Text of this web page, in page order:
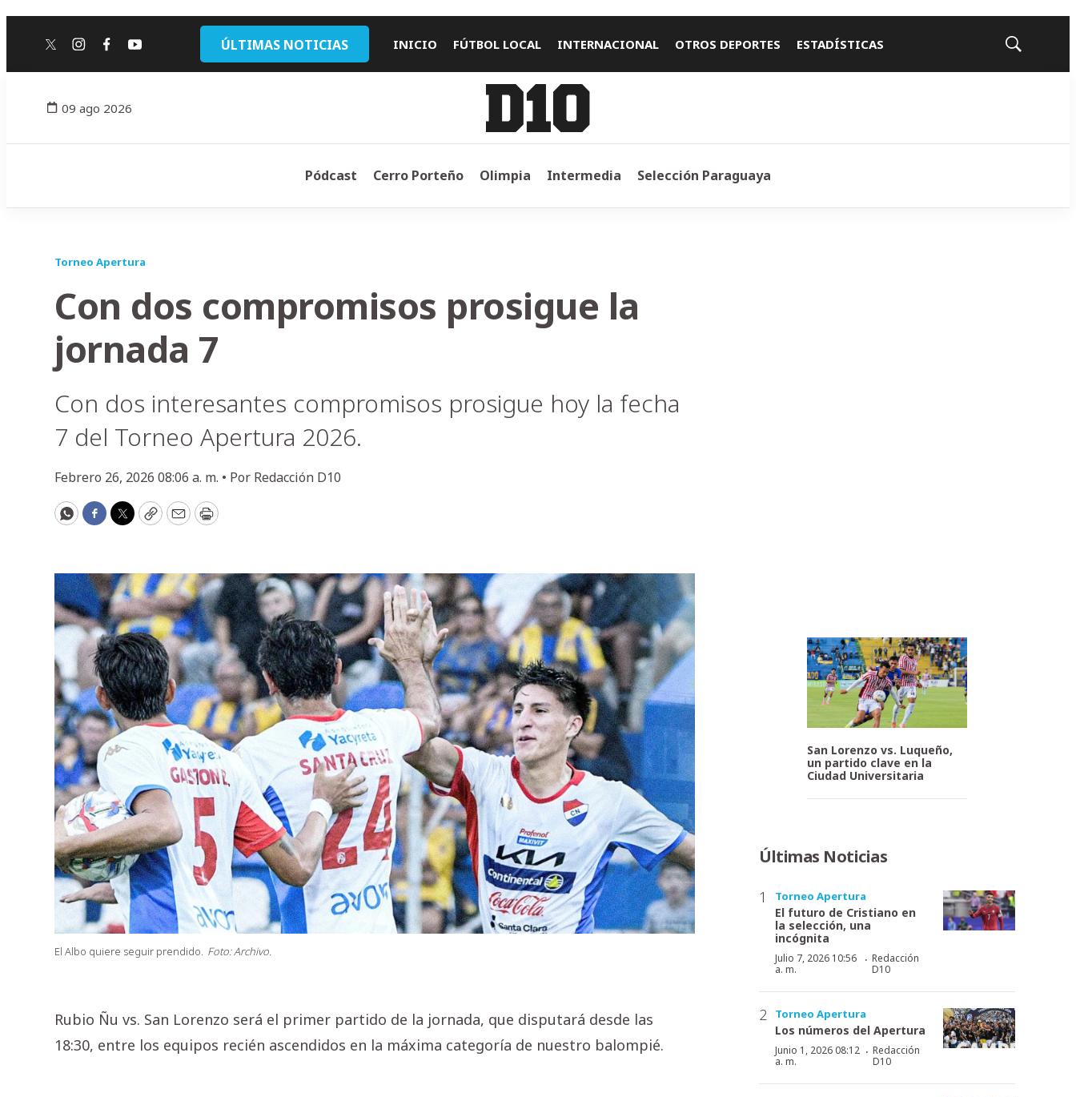
twitterinstagram
facebook
youtube ÚLTIMAS NOTICIAS INICIO FÚTBOL LOCAL INTERNACIONAL OTROS DEPORTES ESTADÍSTICAS
Mostrar
09 ago 2026
Pódcast Cerro Porteño Olimpia Intermedia Selección Paraguaya
Torneo Apertura
Con dos compromisos prosigue la
jornada 7
Con dos interesantes compromisos prosigue hoy la fecha
7 del Torneo Apertura 2026.
Febrero 26, 2026 08:06 a. m. • Por Redacción D10
WhatsApp
Facebook
Twitter
CopyEmailPrint
El Albo quiere seguir prendido. Foto: Archivo.
Rubio Ñu vs. San Lorenzo será el primer partido de la jornada, que disputará desde las
18:30, entre los equipos recién ascendidos en la máxima categoría de nuestro balompié.
San Lorenzo vs. Luqueño,
un partido clave en la
Ciudad Universitaria
Últimas Noticias
Torneo Apertura
El futuro de Cristiano en
la selección, una
incógnita
Julio 7, 2026 10:56
a. m.
·Redacción
D10
Torneo Apertura
Los números del Apertura
Junio 1, 2026 08:12
a. m.
·Redacción
D10